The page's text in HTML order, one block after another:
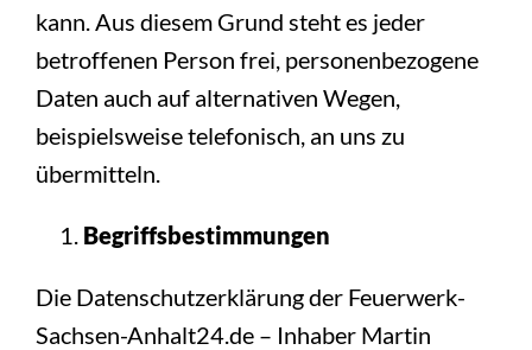
kann. Aus diesem Grund steht es jeder
betroffenen Person frei, personenbezogene
Daten auch auf alternativen Wegen,
beispielsweise telefonisch, an uns zu
übermitteln.
Begriffsbestimmungen
Die Datenschutzerklärung der Feuerwerk-
Sachsen-Anhalt24.de – Inhaber Martin